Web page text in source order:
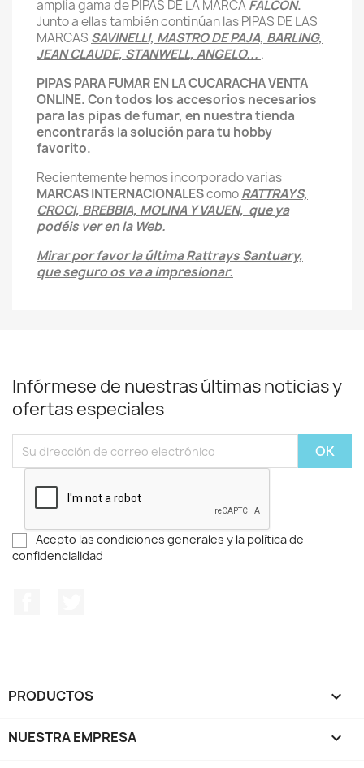
amplia gama de PIPAS DE LA MARCAFALCON.
Junto a ellas también continúan las PIPAS DE LAS
MARCAS SAVINELLI, MASTRO DE PAJA, BARLING,
JEAN CLAUDE, STANWELL, ANGELO... .
PIPAS PARA FUMAR EN LA CUCARACHA VENTA
ONLINE. Con todos los accesorios necesarios
para las pipas de fumar, en nuestra tienda
encontrarás la solución para tu hobby
favorito.
Recientemente hemos incorporado varias
MARCAS INTERNACIONALEScomoRATTRAYS,
CROCI, BREBBIA, MOLINA Y VAUEN, que ya
podéis ver en la Web.
Mirar por favor la última Rattrays Santuary,
que seguro os va a impresionar.
Infórmese de nuestras últimas noticias y
ofertas especiales
Acepto las condiciones generales y la política de
confidencialidad
PRODUCTOS 
NUESTRA EMPRESA 